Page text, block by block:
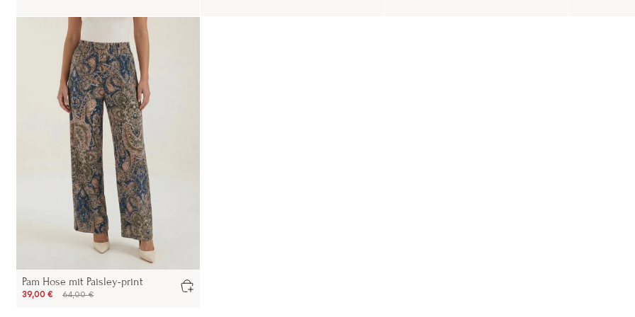
Pam Hose mit Paisley-print
39,00 € 64,00 €